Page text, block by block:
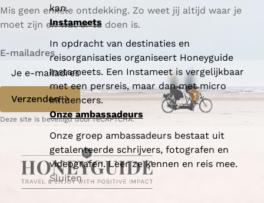
kan.
Instameets
In opdracht van destinaties en
reisorganisaties organiseert Honeyguide
Instameets. Een Instameet is vergelijkbaar
met een persreis, maar dan met micro
influencers.
Onze ambassadeurs
Onze groep ambassadeurs bestaat uit
getalenteerde schrijvers, fotografen en
videografen. Leer ze kennen en reis mee.
Sluiten
Mis geen enkele ontdekking. Zo weet jij altijd waar je
moet zijn en wat er te doen is.
E-mailadres
Verzenden
Deze site is beveiligd door reCAPTCHA.